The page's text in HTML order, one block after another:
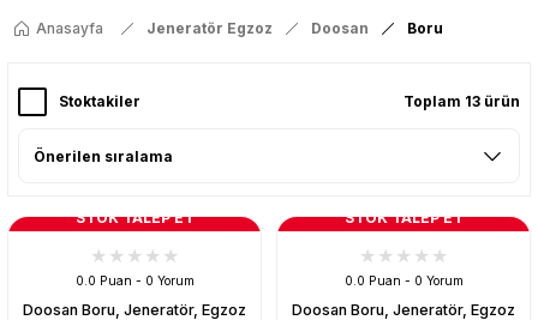
Anasayfa Jeneratör Egzoz Doosan Boru
Stoktakiler Toplam 13 ürün
STOK TALEP ET
0.0 Puan - 0 Yorum
Doosan Boru, Jeneratör, Egzoz
STOK TALEP ET
0.0 Puan - 0 Yorum
Doosan Boru, Jeneratör, Egzoz